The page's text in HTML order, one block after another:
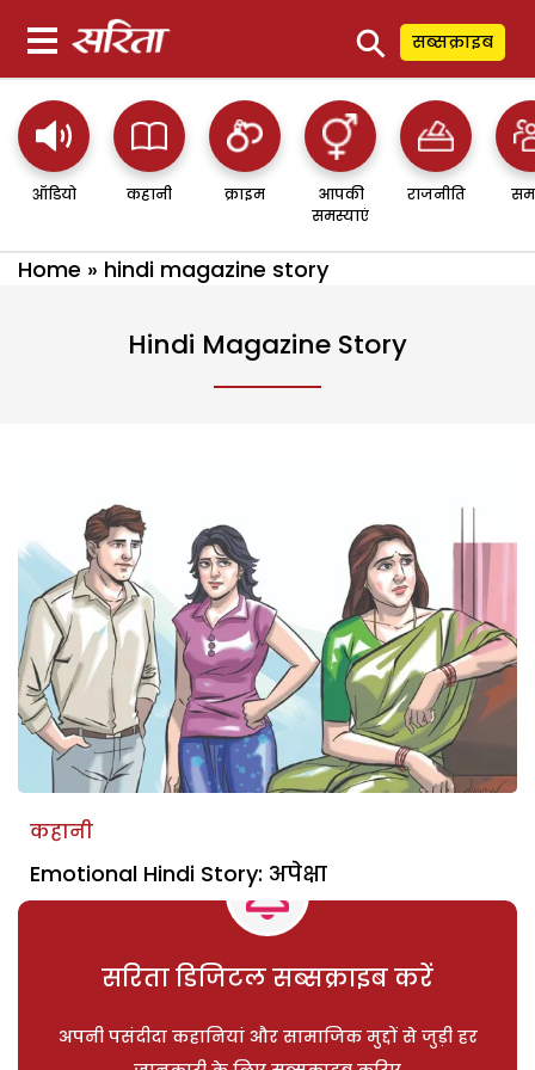
⚲ सब्सक्राइब
ऑडियो कहानी क्राइम
आपकी
समस्याएं
राजनीति
Home » hindi magazine story
Hindi Magazine Story
कहानी
Emotional Hindi Story: अपेक्षा
सरिता डिजिटल सब्सक्राइब करें
अपनी पसंदीदा कहानियां और सामाजिक मुद्दों से जुड़ी हर